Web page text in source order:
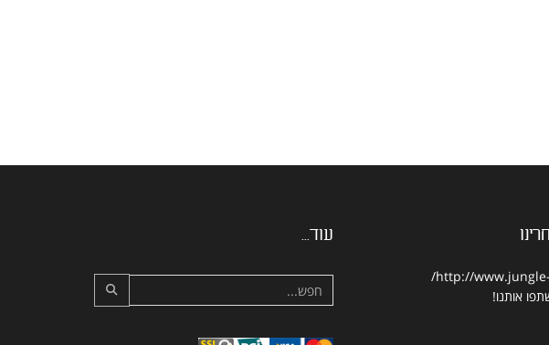
http://
אותנו!
עוד...